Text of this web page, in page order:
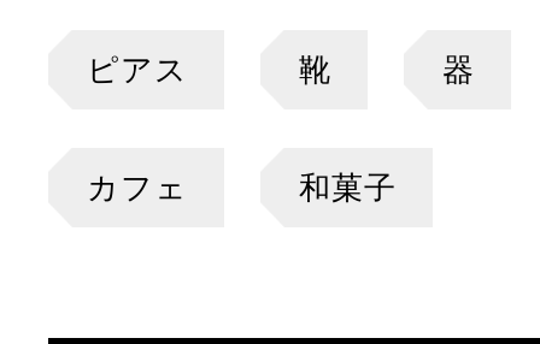
ピアス 靴 器
カフェ 和菓子